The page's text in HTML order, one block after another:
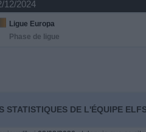
12/2024
Ligue Europa
Phase de ligue
STATISTIQUES DE L'ÉQUIPE